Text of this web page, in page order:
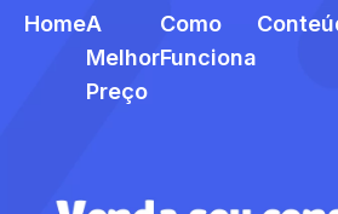
HomeA
Melhor
Preço
Como
Funciona